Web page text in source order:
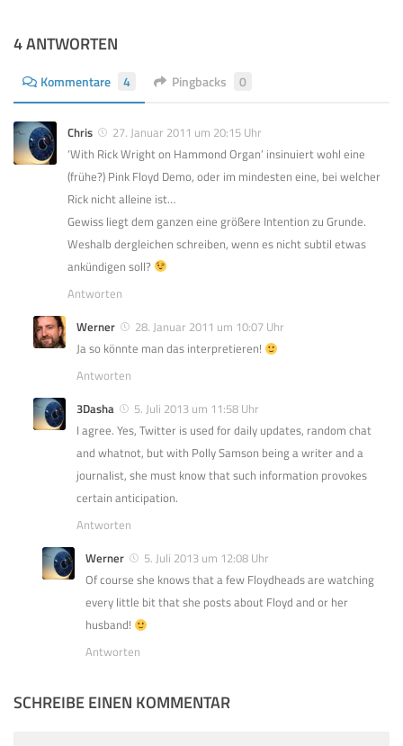
4 ANTWORTEN
Kommentare 4 Pingbacks 0
Chris
27. Januar 2011 um 20:15 Uhr
‘With Rick Wright on Hammond Organ’ insinuiert wohl eine
(frühe?) Pink Floyd Demo, oder im mindesten eine, bei welcher
Rick nicht alleine ist…
Gewiss liegt dem ganzen eine größere Intention zu Grunde.
Weshalb dergleichen schreiben, wenn es nicht subtil etwas
ankündigen soll?
Antworten
Werner
28. Januar 2011 um 10:07 Uhr
Ja so könnte man das interpretieren!
Antworten
3Dasha
5. Juli 2013 um 11:58 Uhr
I agree. Yes, Twitter is used for daily updates, random chat
and whatnot, but with Polly Samson being a writer and a
journalist, she must know that such information provokes
certain anticipation.
Antworten
Werner
5. Juli 2013 um 12:08 Uhr
Of course she knows that a few Floydheads are watching
every little bit that she posts about Floyd and or her
husband!
Antworten
SCHREIBE EINEN KOMMENTAR